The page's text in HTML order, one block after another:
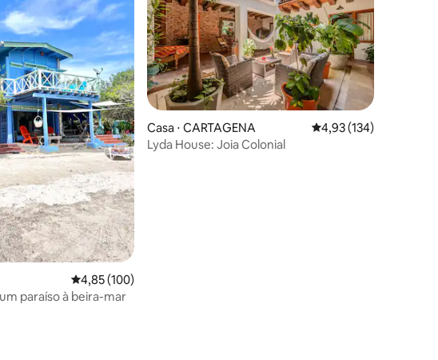
4,85 de uma avaliação média de 5, 100 avaliações
4,85 (100)
paraíso à beira-mar
Casa ⋅ CARTAGENA 4,93 de uma avaliação
4,93 (134)
Lyda House: Joia Colonial